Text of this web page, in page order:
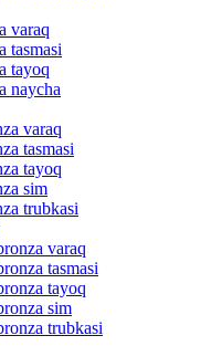
varaq
tasmasi
tayoq
naycha
varaq
tasmasi
tayoq
sim
trubkasi
varaq
tasmasi
tayoq
sim
trubkasi